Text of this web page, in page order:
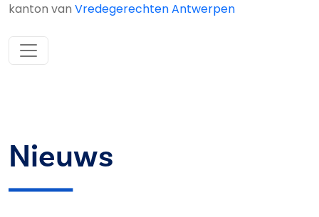
kanton van Vredegerechten Antwerpen
Nieuws